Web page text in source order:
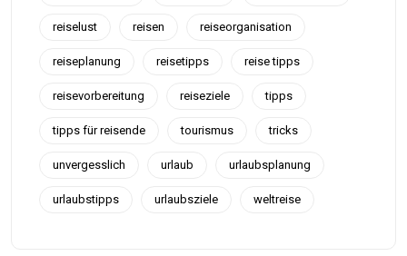
reiselust reisen reiseorganisation
reiseplanung reisetipps reise tipps
reisevorbereitung reiseziele tipps
tipps für reisende tourismus tricks
unvergesslich urlaub urlaubsplanung
urlaubstipps urlaubsziele weltreise